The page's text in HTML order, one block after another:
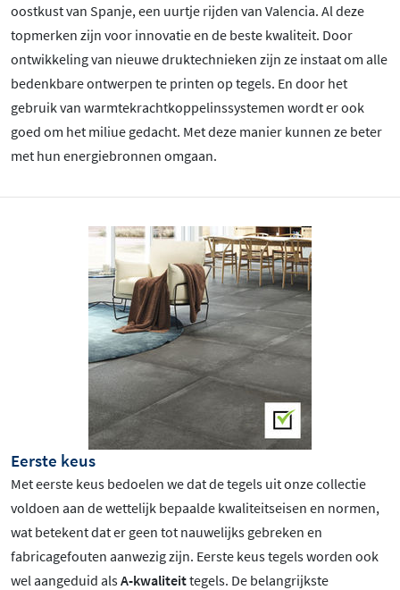
oostkust van Spanje, een uurtje rijden van Valencia. Al deze
topmerken zijn voor innovatie en de beste kwaliteit. Door
ontwikkeling van nieuwe druktechnieken zijn ze instaat om alle
bedenkbare ontwerpen te printen op tegels. En door het
gebruik van warmtekrachtkoppelinssystemen wordt er ook
goed om het miliue gedacht. Met deze manier kunnen ze beter
met hun energiebronnen omgaan.
Eerste keus
Met eerste keus bedoelen we dat de tegels uit onze collectie
voldoen aan de wettelijk bepaalde kwaliteitseisen en normen,
wat betekent dat er geen tot nauwelijks gebreken en
fabricagefouten aanwezig zijn. Eerste keus tegels worden ook
wel aangeduid alsA-kwaliteittegels. De belangrijkste